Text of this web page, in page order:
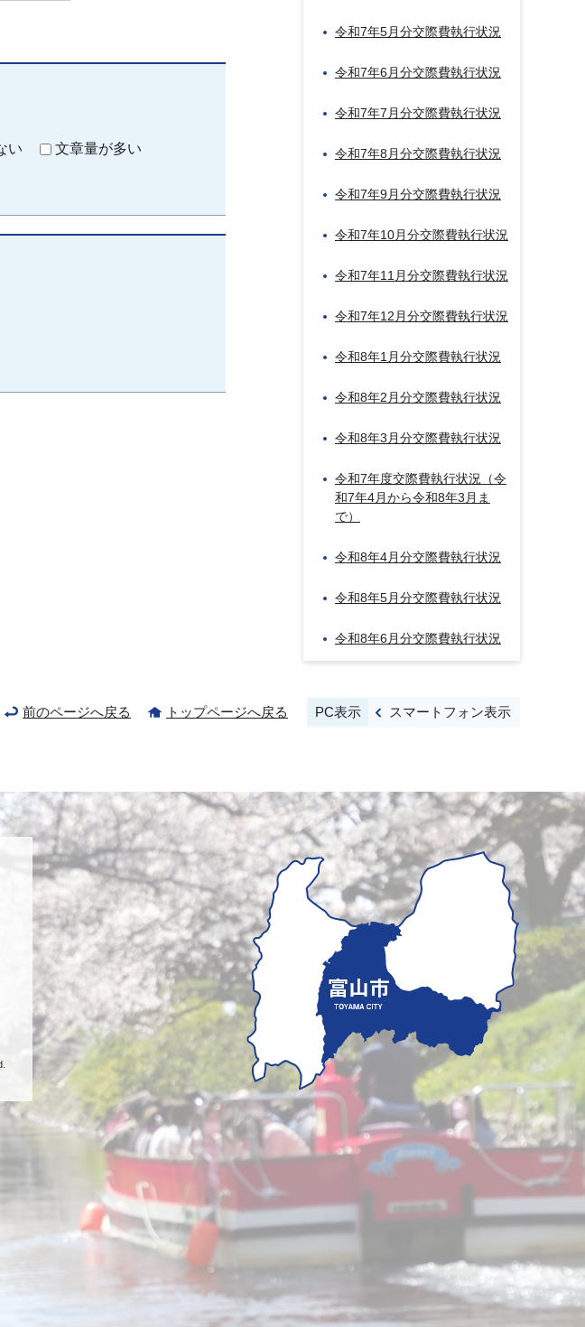
い 文章量が多い
令和7年5月分交際費執行状況
令和7年6月分交際費執行状況
令和7年7月分交際費執行状況
令和7年8月分交際費執行状況
令和7年9月分交際費執行状況
令和7年10月分交際費執行状況
令和7年11月分交際費執行状況
令和7年12月分交際費執行状況
令和8年1月分交際費執行状況
令和8年2月分交際費執行状況
令和8年3月分交際費執行状況
令和7年度交際費執行状況（令
和7年4月から令和8年3月ま
で）
令和8年4月分交際費執行状況
令和8年5月分交際費執行状況
令和8年6月分交際費執行状況
前のページへ戻る トップページへ戻る PC表示 スマートフォン表示